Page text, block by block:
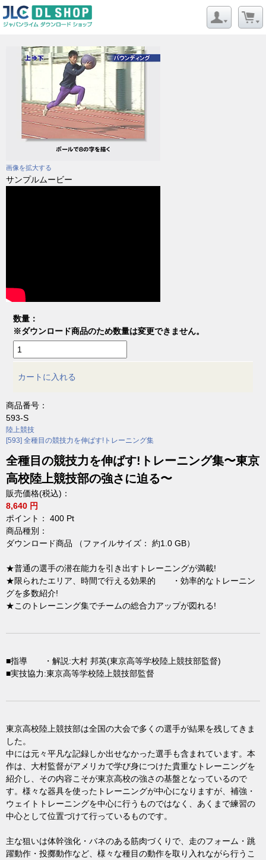
画像を拡大する
サンプルムービー
数量：
※ダウンロード商品のため数量は変更できません。
カートに入れる
商品番号：
593-S
陸上競技
[593] 全種目の競技力を伸ばす!トレーニング集
全種目の競技力を伸ばす!トレーニング集〜東京
高校陸上競技部の強さに迫る〜
販売価格(税込)：
8,640 円
ポイント： 400 Pt
商品種別：
ダウンロード商品 （ファイルサイズ： 約1.0 GB）
★普通の選手の潜在能力を引き出すトレーニングが満載!
★限られたエリア、時間で行える効果的 ・効率的なトレーニン
グを多数紹介!
★このトレーニング集でチームの総合力アップが図れる!
■指導 ・解説:大村 邦英(東京高等学校陸上競技部監督)
■実技協力:東京高等学校陸上競技部監督
東京高校陸上競技部は全国の大会で多くの選手が結果を残してきま
した。
中には元々平凡な記録しか出せなかった選手も含まれています。本
作は、大村監督がアメリカで学び身につけた貴重なトレーニングを
紹介し、その内容こそが東京高校の強さの基盤となっているので
す。様々な器具を使ったトレーニングが中心になりますが、補強・
ウェイトトレーニングを中心に行うものではなく、あくまで練習の
中心として位置づけて行っているものです。
主な狙いは体幹強化・バネのある筋肉づくりで、走のフォーム・跳
躍動作・投擲動作など、様々な種目の動作を取り入れながら行うこ